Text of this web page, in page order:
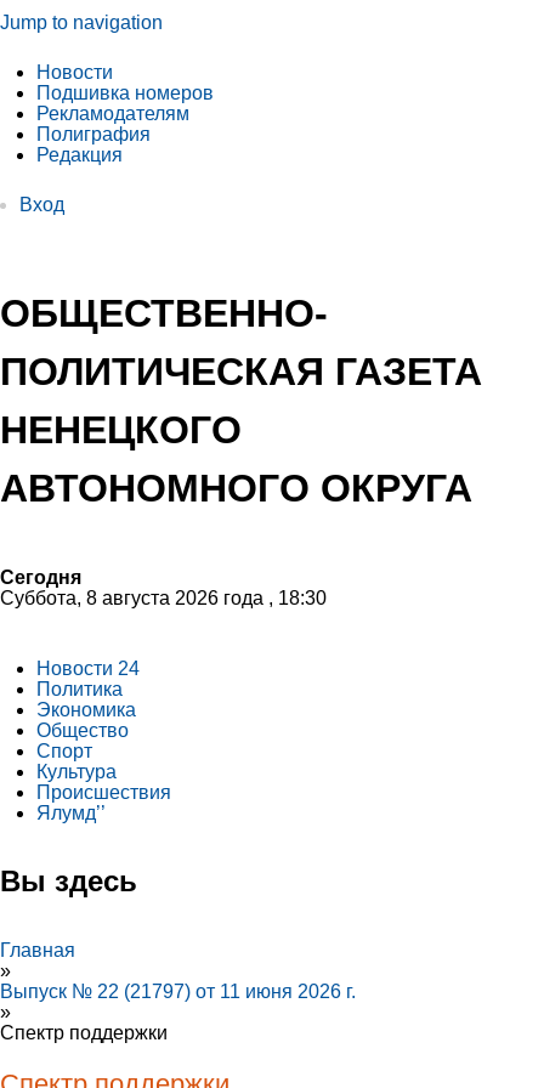
Jump to navigation
Новости
Подшивка номеров
Рекламодателям
Полиграфия
Редакция
Вход
ОБЩЕСТВЕННО-
ПОЛИТИЧЕСКАЯ ГАЗЕТА
НЕНЕЦКОГО
АВТОНОМНОГО ОКРУГА
Сегодня
Суббота, 8 августа 2026 года , 18:30
Новости 24
Политика
Экономика
Общество
Спорт
Культура
Происшествия
Ялумд’’
Вы здесь
Главная
»
Выпуск № 22 (21797) от 11 июня 2026 г.
»
Спектр поддержки